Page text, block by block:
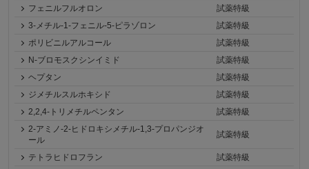
フェニルフルオロン
試薬特級
3-メチル-1-フェニル-5-ピラゾロン
試薬特級
ポリビニルアルコール
試薬特級
N-ブロモスクシンイミド
試薬特級
ヘプタン
試薬特級
ジメチルスルホキシド
試薬特級
2,2,4-トリメチルペンタン
試薬特級
2-アミノ-2-ヒドロキシメチル-1,3-プロパンジオ
ール
試薬特級
テトラヒドロフラン 試薬特級